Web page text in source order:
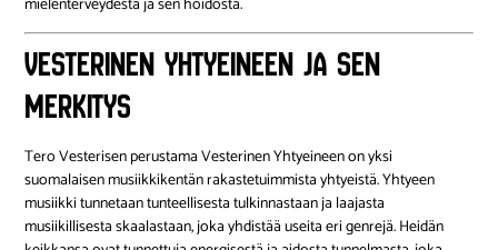
Vesterinen Yhtyeineen ja sen
merkitys
Tero Vesterisen perustama Vesterinen Yhtyeineen on yksi
suomalaisen musiikkikentän rakastetuimmista yhtyeistä. Yhtyeen
musiikki tunnetaan tunteellisesta tulkinnastaan ja laajasta
musiikillisesta skaalastaan, joka yhdistää useita eri genrejä. Heidän